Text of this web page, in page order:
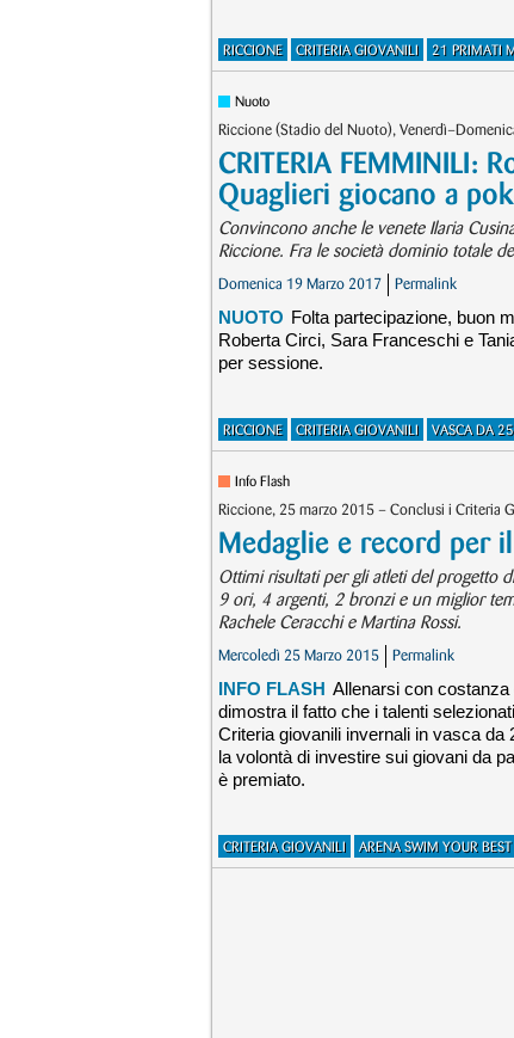
RICCIONE CRITERIA GIOVANILI 21 PRIMATI
Nuoto
Riccione (Stadio del Nuoto),
CRITERIA FEMMINILI:
Quaglieri giocano a
Convincono anche le venete Ilaria
Riccione. Fra le società dominio totale
Domenica 19 Marzo 2017 Permalink
NUOTO Folta partecipazione, buon
Roberta Circi, Sara Franceschi e
per sessione.
RICCIONE CRITERIA GIOVANILI VASCA DA
Info Flash
Riccione, 25 marzo 2015 – Conclusi i Criteria
Medaglie e record per
Ottimi risultati per gli atleti del progetto
9 ori, 4 argenti, 2 bronzi e un miglior
Rachele Ceracchi e Martina Rossi.
Mercoledì 25 Marzo 2015 Permalink
INFO FLASH Allenarsi con costanza
dimostra il fatto che i talenti
Criteria giovanili invernali in vasca
la volontà di investire sui giovani da
è premiato.
CRITERIA GIOVANILI ARENA SWIM YOUR BEST